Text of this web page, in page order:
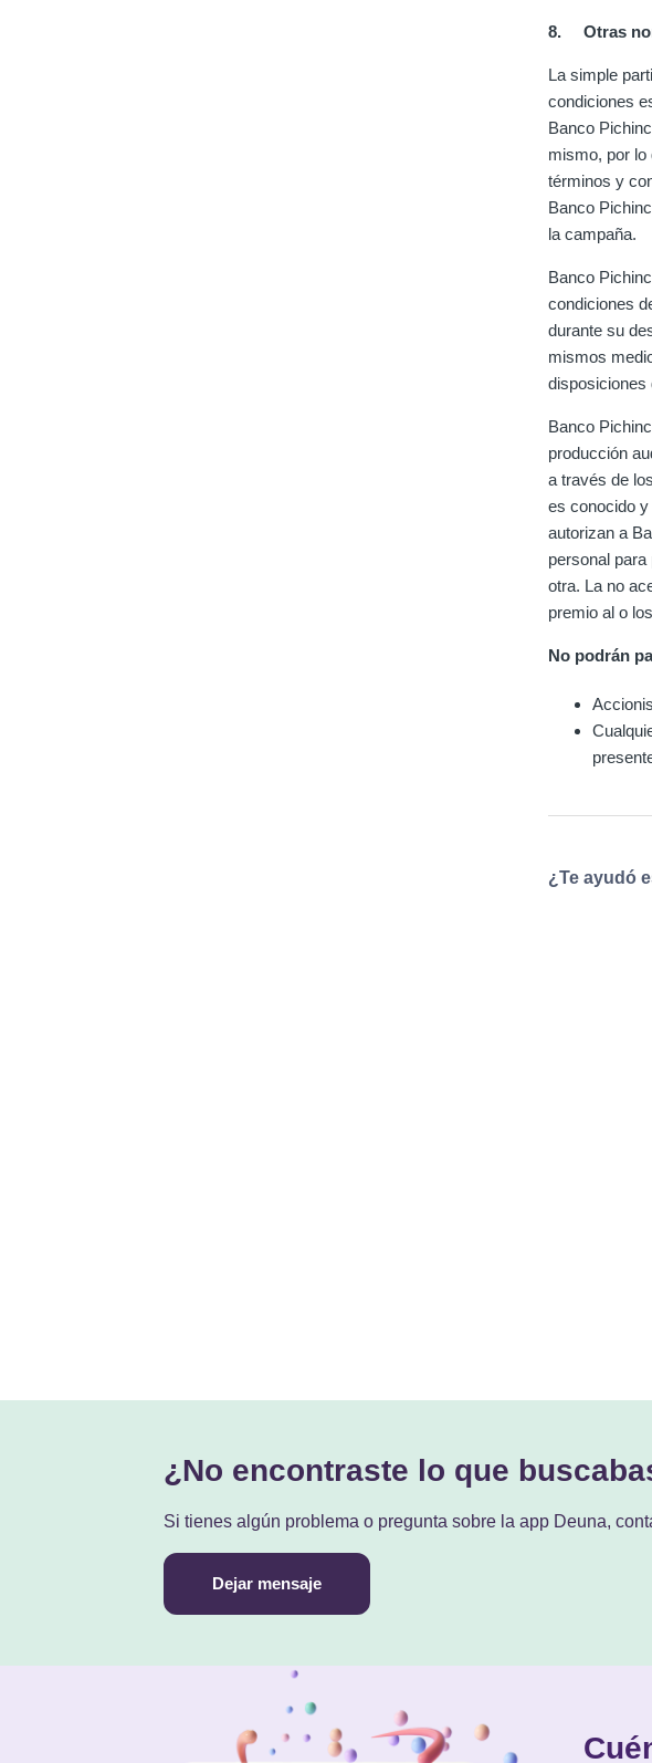
8. Otras
La simple
condiciones
Banco
mismo, por lo
términos y
Banco
la campaña.
Banco
condiciones
durante su
mismos
disposiciones
Banco
producción
a través de
es conocido
autorizan a
personal
otra. La no
premio al o
No podrán
¿Te ayudó
¿No encontraste lo que
Si tienes algún problema o pregunta sobre la app Deuna,
Dejar mensaje